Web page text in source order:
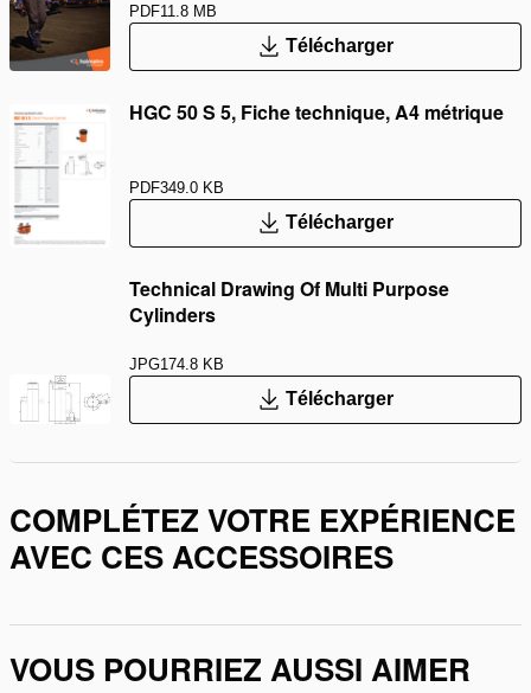
PDF11.8 MB
Télécharger
HGC 50 S 5, Fiche technique, A4 métrique
PDF349.0 KB
Télécharger
Technical Drawing Of Multi Purpose
Cylinders
JPG174.8 KB
Télécharger
COMPLÉTEZ VOTRE EXPÉRIENCE
AVEC CES ACCESSOIRES
VOUS POURRIEZ AUSSI AIMER